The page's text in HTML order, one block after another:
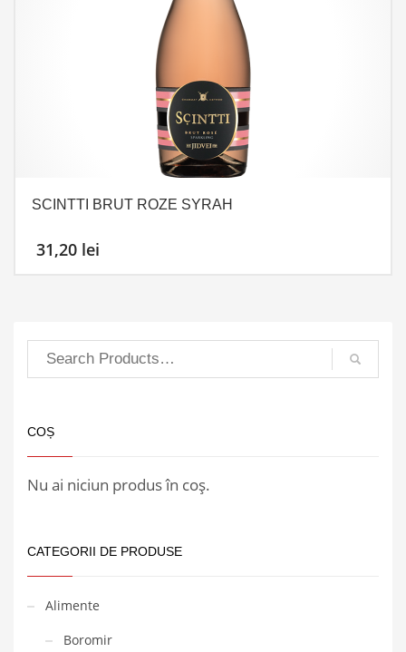
SCINTTI BRUT ROZE SYRAH
31,20 lei
COȘ
Nu ai niciun produs în coș.
CATEGORII DE PRODUSE
Alimente
Boromir